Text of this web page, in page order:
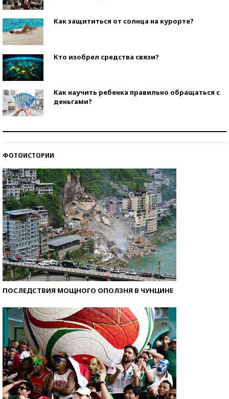
Как защититься от солнца на курорте?
Кто изобрел средства связи?
Как научить ребенка правильно обращаться с
деньгами?
ФОТОИСТОРИИ
ПОСЛЕДСТВИЯ МОЩНОГО ОПОЛЗНЯ В ЧУНЦИНЕ